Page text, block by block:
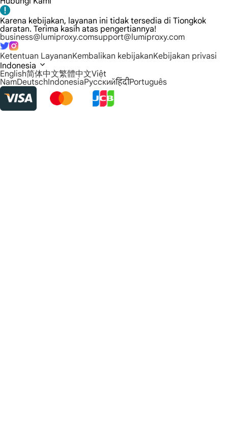
Karena kebijakan, layanan ini tidak tersedia di Tiongkok
daratan. Terima kasih atas pengertiannya!
business@lumiproxy.comsupport@lumiproxy.com
Ketentuan LayananKembalikan kebijakanKebijakan privasi
Indonesia
English简体中文繁體中文Việt
NamDeutschIndonesiaРусскийहिंदीPortuguês